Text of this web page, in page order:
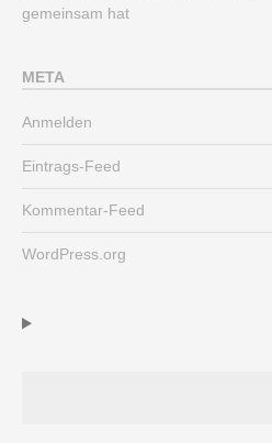
gemeinsam hat
META
Anmelden
Eintrags-Feed
Kommentar-Feed
WordPress.org